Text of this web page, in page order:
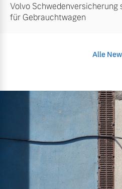
Volvo
für Gebrauchtwagen
Alle